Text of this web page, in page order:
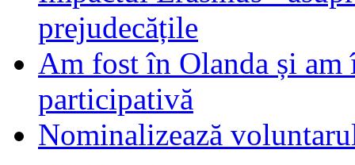
prejudecățile
Am fost în Olanda și am
participativă
Nominalizează